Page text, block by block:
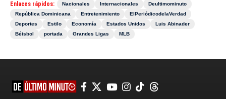
Enlaces rápidos: Nacionales Internacionales
Deultimominuto
República Dominicana
Entretenimiento
ElPeriódicodelaVerdad
Deportes
Estilo Economía Estados Unidos
Luis Abinader
Béisbol
portada Grandes Ligas MLB